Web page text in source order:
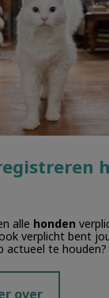
alle honden
verplicht bent
actueel te houden?
over